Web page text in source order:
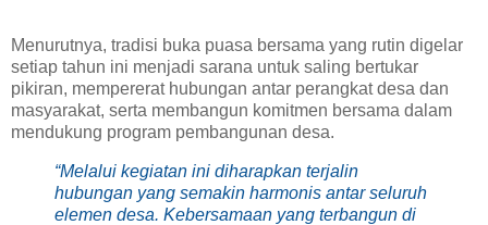
Menurutnya, tradisi buka puasa bersama yang rutin digelar
setiap tahun ini menjadi sarana untuk saling bertukar
pikiran, mempererat hubungan antar perangkat desa dan
masyarakat, serta membangun komitmen bersama dalam
mendukung program pembangunan desa.
“Melalui kegiatan ini diharapkan terjalin
hubungan yang semakin harmonis antar seluruh
elemen desa. Kebersamaan yang terbangun di